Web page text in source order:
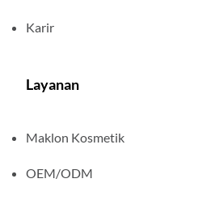
Karir
Layanan
Maklon Kosmetik
OEM/ODM